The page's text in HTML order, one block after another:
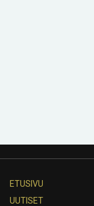
ETUSIVU
UUTISET